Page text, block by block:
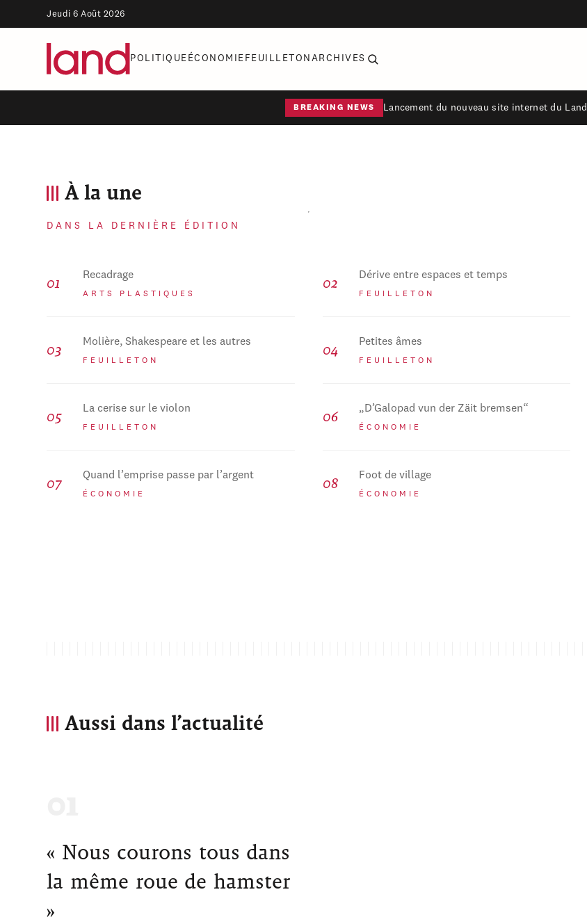
Jeudi 6 Août 2026
POLITIQUE ÉCONOMIE FEUILLETON ARCHIVES
BREAKING NEWS Lancement du nouveau site internet du Land
À la une
DANS LA DERNIÈRE ÉDITION
Recadrage
ARTS PLASTIQUES
Dérive entre espaces et temps
FEUILLETON
Molière, Shakespeare et les autres
FEUILLETON
Petites âmes
FEUILLETON
La cerise sur le violon
FEUILLETON
„D’Galopad vun der Zäit bremsen“
ÉCONOMIE
Quand l’emprise passe par l’argent
ÉCONOMIE
Foot de village
ÉCONOMIE
Aussi dans l’actualité
« Nous courons tous dans
la même roue de hamster
»